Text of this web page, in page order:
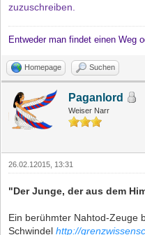
zuzuschreiben.
Entweder man findet einen Weg
Homepage Suchen
Paganlord
Weiser Narr
26.02.12015, 13:31
"Der Junge, der aus dem
Ein berühmter Nahtod-Zeuge
Schwindel http://